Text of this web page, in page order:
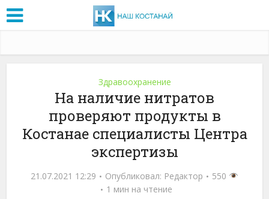
Здравоохранение
На наличие нитратов
проверяют продукты в
Костанае специалисты Центра
экспертизы
21.07.2021 12:29 Опубликовал: Редактор
550
1 мин на чтение